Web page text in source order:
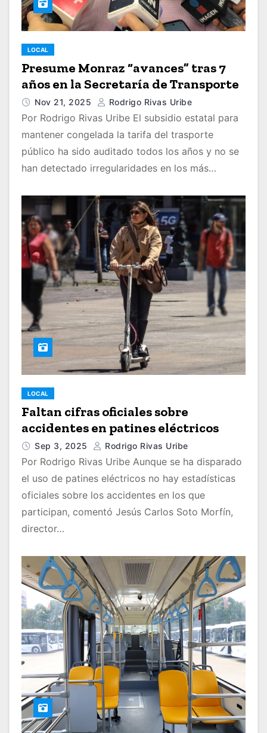
LOCAL
Presume Monraz “avances” tras 7
años en la Secretaría de Transporte
Nov 21, 2025 Rodrigo Rivas Uribe
Por Rodrigo Rivas Uribe El subsidio estatal para
mantener congelada la tarifa del trasporte
público ha sido auditado todos los años y no se
han detectado irregularidades en los más…
LOCAL
Faltan cifras oficiales sobre
accidentes en patines eléctricos
Sep 3, 2025 Rodrigo Rivas Uribe
Por Rodrigo Rivas Uribe Aunque se ha disparado
el uso de patines eléctricos no hay estadísticas
oficiales sobre los accidentes en los que
participan, comentó Jesús Carlos Soto Morfín,
director…